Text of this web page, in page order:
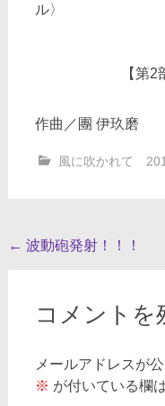
ル〉
ラヴェ
【第2部】
作詞
作曲／團 伊玖磨
風に吹かれて
投
← 波動砲発射！！！
コメントを
メールアドレスが
※ が付いている欄